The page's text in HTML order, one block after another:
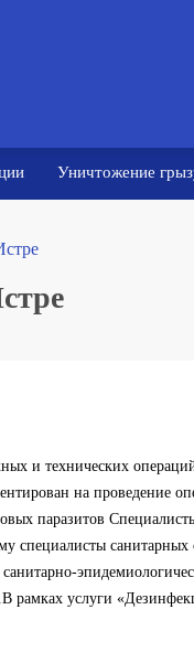
Уничтожение
и технических
на проведение
паразитов
специалисты
рамках услуги